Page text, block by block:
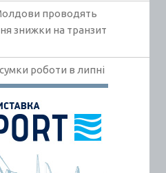
проводять
знижки на транзит
роботи в липні